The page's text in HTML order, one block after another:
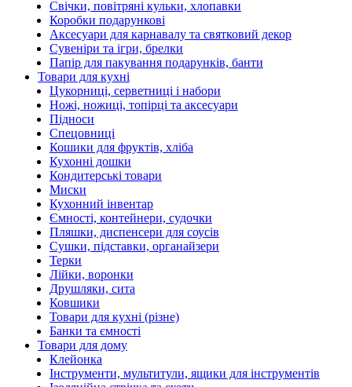
Свічки, повітряні кульки, хлопавки
Коробки подарункові
Аксесуари для карнавалу та святковий декор
Сувеніри та ігри, брелки
Папір для пакування подарунків, банти
Товари для кухні
Цукорниці, серветниці і набори
Ножі, ножиці, топірці та аксесуари
Підноси
Спецовниці
Кошики для фруктів, хліба
Кухонні дошки
Кондитерські товари
Миски
Кухонний інвентар
Ємності, контейнери, судочки
Пляшки, диспенсери для соусів
Сушки, підставки, органайзери
Терки
Лійки, воронки
Друшляки, сита
Ковшики
Товари для кухні (різне)
Банки та ємності
Товари для дому
Клейонка
Інструменти, мультитули, ящики для інструментів